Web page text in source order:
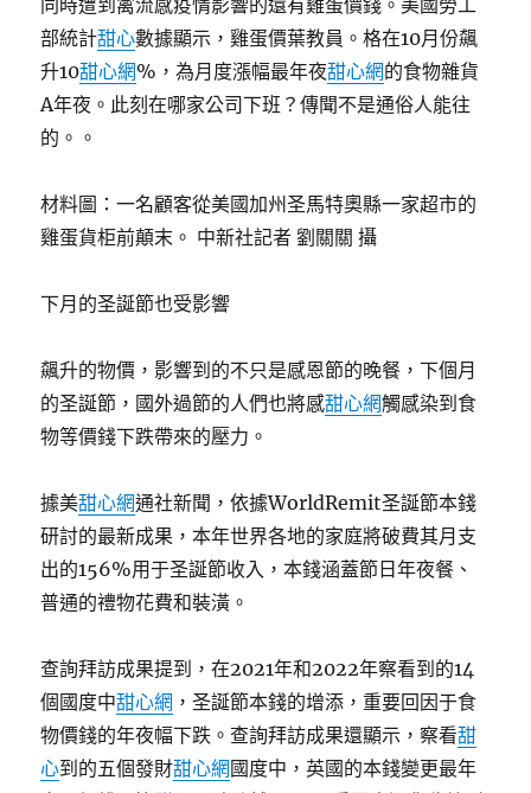
同時遭到禽流感疫情影響的還有雞蛋價錢。美國勞工
部統計甜心數據顯示，雞蛋價葉教員。格在10月份飆
升10甜心網%，為月度漲幅最年夜甜心網的食物雜貨
A年夜。此刻在哪家公司下班？傳聞不是通俗人能往
的。。
材料圖：一名顧客從美國加州圣馬特奧縣一家超市的
雞蛋貨柜前顛末。 中新社記者 劉關關 攝
下月的圣誕節也受影響
飆升的物價，影響到的不只是感恩節的晚餐，下個月
的圣誕節，國外過節的人們也將感甜心網觸感染到食
物等價錢下跌帶來的壓力。
據美甜心網通社新聞，依據WorldRemit圣誕節本錢
研討的最新成果，本年世界各地的家庭將破費其月支
出的156%用于圣誕節收入，本錢涵蓋節日年夜餐、
普通的禮物花費和裝潢。
查詢拜訪成果提到，在2021年和2022年察看到的14
個國度中甜心網 ，圣誕節本錢的增添，重要回因于食
物價錢的年夜幅下跌。查詢拜訪成果還顯示，察看甜
心到的五個發財甜心網 國度中，英國的本錢變更最年